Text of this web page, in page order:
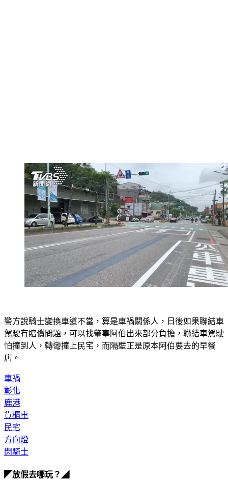
警方說騎士變換車道不當，算是車禍關係人，日後如果聯結車
駕駛有賠償問題，可以找肇事阿伯出來部分負擔，聯結車駕駛
怕撞到人，轉彎撞上民宅，而隔壁正是原本阿伯要去的早餐
店。
車禍
彰化
鹿港
貨櫃車
民宅
方向燈
閃騎士
◤放假去哪玩？◢